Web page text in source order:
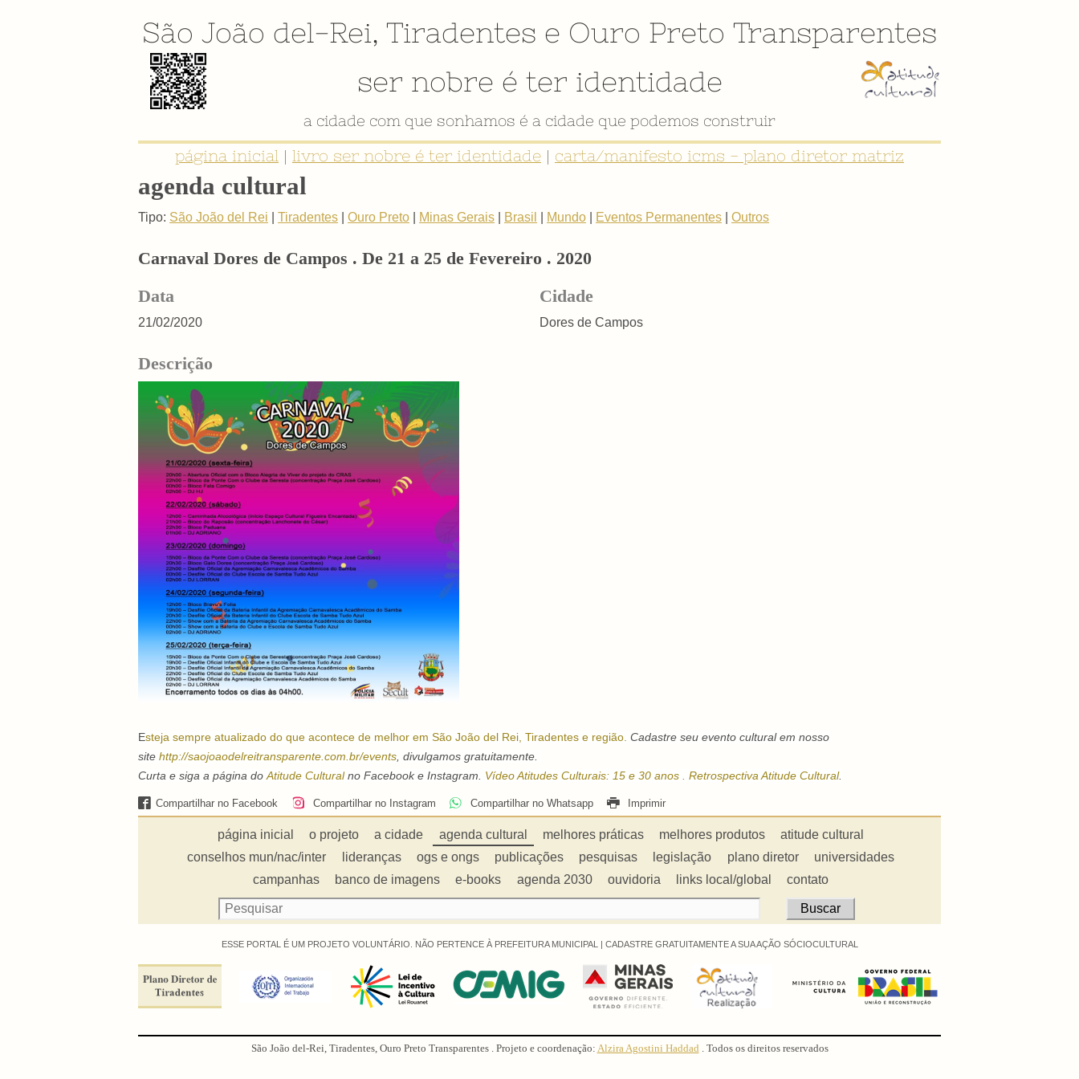
São João del-Rei, Tiradentes e Ouro Preto Transparentes
ser nobre é ter identidade
a cidade com que sonhamos é a cidade que podemos construir
página inicial | livro ser nobre é ter identidade | carta/manifesto icms - plano diretor matriz
agenda cultural
Tipo: São João del Rei Tiradentes Ouro Preto Minas Gerais Brasil Mundo Eventos Permanentes Outros
Carnaval Dores de Campos . De 21 a 25 de Fevereiro . 2020
Data
21/02/2020
Cidade
Dores de Campos
Descrição
Esteja sempre atualizado do que acontece de melhor em São João del Rei, Tiradentes e região. Cadastre seu evento cultural em nosso
site http://saojoaodelreitransparente.com.br/events , divulgamos gratuitamente.
Curta e siga a página do Atitude Cultural no Facebook e Instagram. Vídeo Atitudes Culturais: 15 e 30 anos . Retrospectiva Atitude Cultural.
Compartilhar no Facebook Compartilhar no Instagram Compartilhar no Whatsapp Imprimir
página inicial o projeto a cidade agenda cultural melhores práticas melhores produtos
atitude cultural
conselhos mun/nac/inter
lideranças ogs e ongs publicações pesquisas legislação plano diretor
universidades
campanhas
banco de imagens e-books agenda 2030 ouvidoria links local/global contato
ESSE PORTAL É UM PROJETO VOLUNTÁRIO. NÃO PERTENCE À PREFEITURA MUNICIPAL | CADASTRE GRATUITAMENTE A SUA AÇÃO SÓCIOCULTURAL
São João del-Rei, Tiradentes, Ouro Preto Transparentes . Projeto e coordenação: Alzira Agostini Haddad . Todos os direitos reservados